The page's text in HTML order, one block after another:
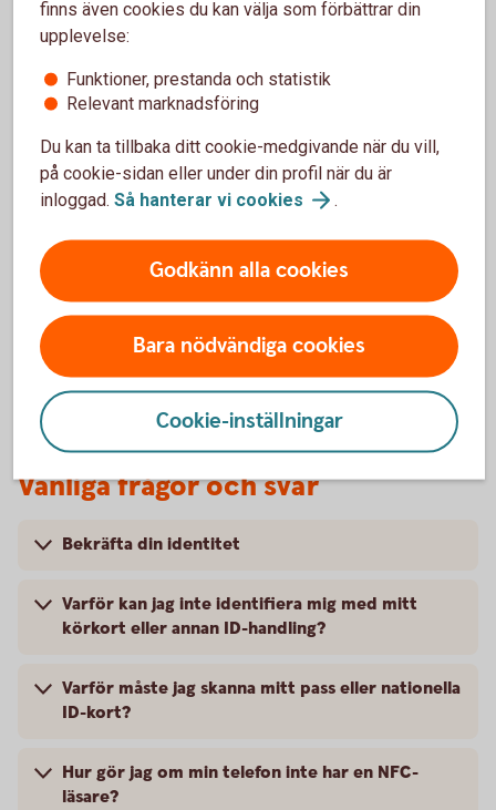
Andra sätt
Du kan fortfarande använda ett fungerande BankID
eller säkerhetsdosa. För att göra det väljer du att
beställa med säkerhetsdosa eller befintligt
kontroll i form av att du scannar ditt pass eller
nationella ID-kort när du använder säkerhetsdosan.
BankID
Vanliga frågor och svar
Bekräfta din identitet
Varför kan jag inte identifiera mig med mitt
körkort eller annan ID-handling?
Varför måste jag skanna mitt pass eller nationella
ID-kort?
Hur gör jag om min telefon inte har en NFC-
läsare?
finns även cookies du kan välja som förbättrar din
upplevelse:
Funktioner, prestanda och statistik
Relevant marknadsföring
Du kan ta tillbaka ditt cookie-medgivande när du vill,
på cookie-sidan eller under din profil när du är
inloggad. Så hanterar vi cookies .
Godkänn alla cookies
Bara nödvändiga cookies
Cookie-inställningar